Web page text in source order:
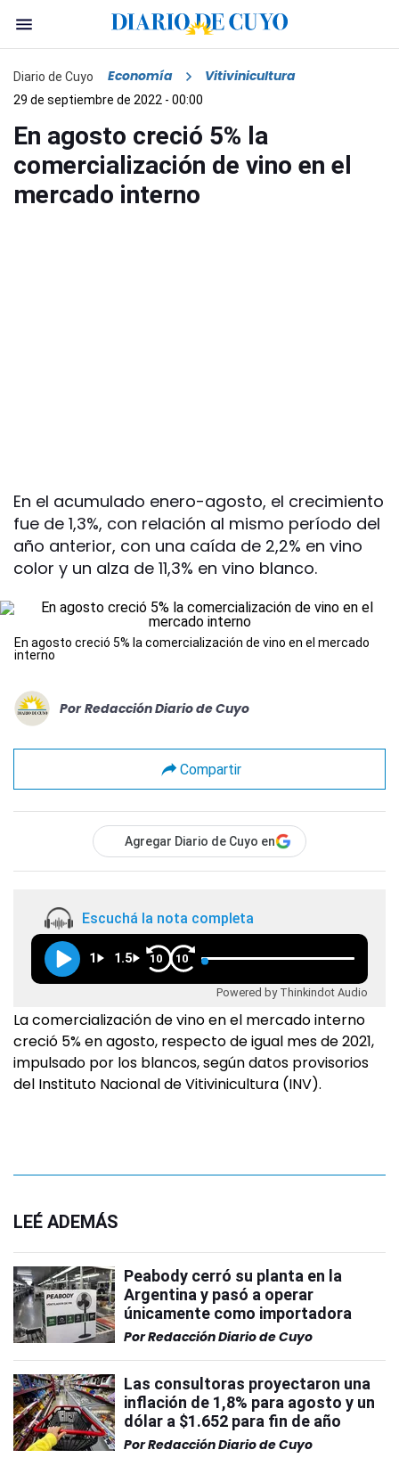
Diario de Cuyo Economía Vitivinicultura
29 de septiembre de 2022 - 00:00
En agosto creció 5% la
comercialización de vino en el
mercado interno
En el acumulado enero-agosto, el crecimiento
fue de 1,3%, con relación al mismo período del
año anterior, con una caída de 2,2% en vino
color y un alza de 11,3% en vino blanco.
En agosto creció 5% la comercialización de vino en el mercado
interno
Por Redacción Diario de Cuyo
Compartir
Agregar Diario de Cuyo en
Escuchá la nota completa
1 1.5 10 10
Powered by Thinkindot Audio
La comercialización de vino en el mercado interno
creció 5% en agosto, respecto de igual mes de 2021,
impulsado por los blancos, según datos provisorios
del Instituto Nacional de Vitivinicultura (INV).
LEÉ ADEMÁS
Peabody cerró su planta en la
Argentina y pasó a operar
únicamente como importadora
PorRedacción Diario de Cuyo
Las consultoras proyectaron una
inflación de 1,8% para agosto y un
dólar a $1.652 para fin de año
PorRedacción Diario de Cuyo